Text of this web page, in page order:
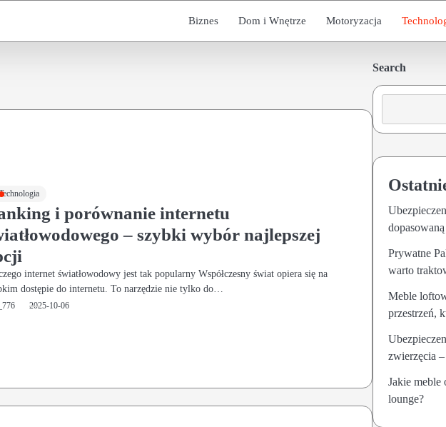
Biznes Dom i Wnętrze Motoryzacja
i porównanie internetu
– szybki wybór najlepszej
internet światłowodowy jest tak popularny Współczesny świat opiera się na
dostępie do internetu. To narzędzie nie tylko do…
2025-10-06
Search
Prywatne
warto
Meble
przestrzeń,
zwierzęcia
Jakie meble
lounge?